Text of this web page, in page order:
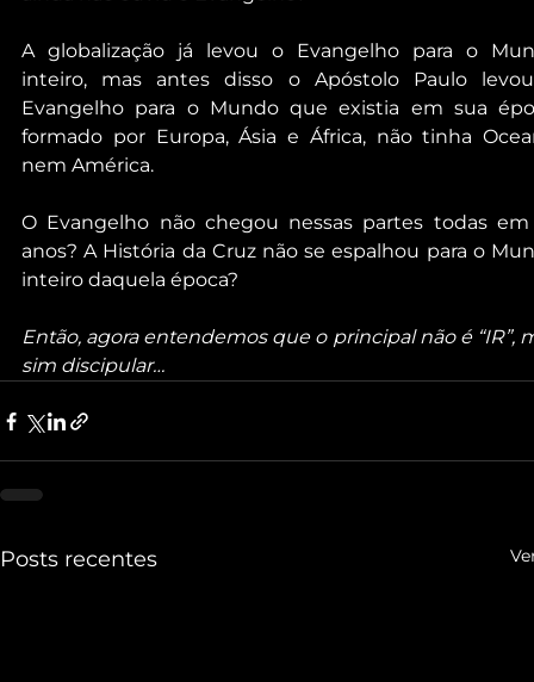
A globalização já levou o Evangelho para o
inteiro, mas antes disso o Apóstolo Paulo
Evangelho para o Mundo que existia em sua
formado por Europa, Ásia e África, não tinha
nem América.
O Evangelho não chegou nessas partes todas em
anos? A História da Cruz não se espalhou para o
inteiro daquela época?
Então, agora entendemos que o principal não é “IR”,
sim discipular…
Posts recentes